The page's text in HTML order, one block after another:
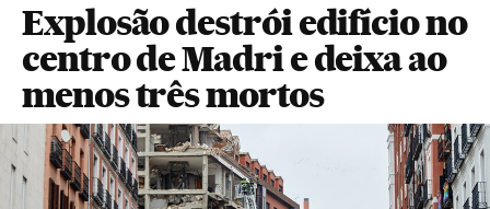
Explosão destrói edifício no
centro de Madri e deixa ao
menos três mortos